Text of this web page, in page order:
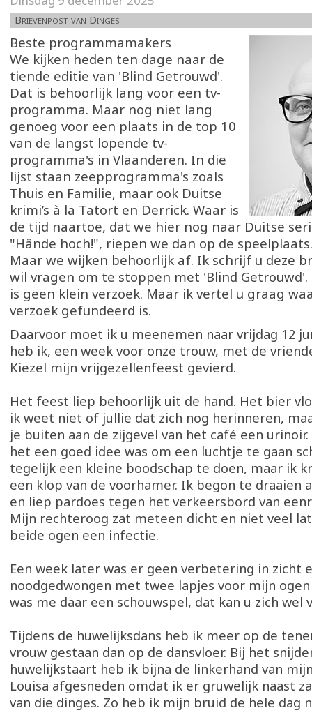
Brievenpost van Dinges
Beste programmamakers
We kijken heden ten dage naar de
tiende editie van 'Blind Getrouwd'.
Dat is behoorlijk lang voor een tv-
programma. Maar nog niet lang
genoeg voor een plaats in de top 10
van de langst lopende tv-
programma's in Vlaanderen. In die
lijst staan zeepprogramma's zoals
Thuis en Familie, maar ook Duitse
krimi’s à la Tatort en Derrick. Waar is
de tijd naartoe, dat we hier nog naar Duitse
"Hände hoch!", riepen we dan op de speelplaats.
Maar we wijken behoorlijk af. Ik schrijf u deze
wil vragen om te stoppen met 'Blind
is geen klein verzoek. Maar ik vertel u graag
verzoek gefundeerd is.
Daarvoor moet ik u meenemen naar vrijdag 12
heb ik, een week voor onze trouw, met de
Kiezel mijn vrijgezellenfeest gevierd.
Het feest liep behoorlijk uit de hand. Het bier
ik weet niet of jullie dat zich nog herinneren,
je buiten aan de zijgevel van het café een
het een goed idee was om een luchtje te gaan
tegelijk een kleine boodschap te doen, maar ik
een klop van de voorhamer. Ik begon te draaien
en liep pardoes tegen het verkeersbord van
Mijn rechteroog zat meteen dicht en niet veel
beide ogen een infectie.
Een week later was er geen verbetering in zicht
noodgedwongen met twee lapjes voor mijn
was me daar een schouwspel, dat kan u zich
Tijdens de huwelijksdans heb ik meer op de
vrouw gestaan dan op de dansvloer. Bij het
huwelijkstaart heb ik bijna de linkerhand van
Louisa afgesneden omdat ik er gruwelijk naast
van die dinges. Zo heb ik mijn bruid de hele dag